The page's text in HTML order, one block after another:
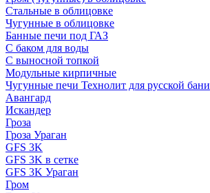
Стальные в облицовке
Чугунные в облицовке
Банные печи под ГАЗ
С баком для воды
С выносной топкой
Модульные кирпичные
Чугунные печи Технолит для русской бани
Авангард
Искандер
Гроза
Гроза Ураган
GFS 3K
GFS 3K в сетке
GFS 3K Ураган
Гром